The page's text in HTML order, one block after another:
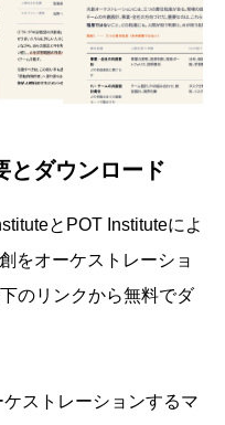
とダウンロード
とPOT Instituteによ
をオーケストレーショ
のリンクから無料でダ
ストレーションするマ